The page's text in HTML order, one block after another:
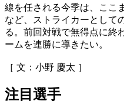
線を任される今季は、ここ
など、ストライカーとして
る。前回対戦で無得点に終
ームを連勝に導きたい。
［ 文：小野 慶太 ］
注目選手